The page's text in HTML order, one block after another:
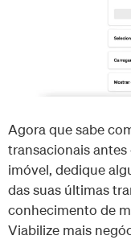
Agora que sabe
transacionais
imóvel, dedique
das suas últimas
conhecimento de
Viabilize mais